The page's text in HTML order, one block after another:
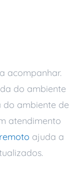
acompanhar.
do ambiente
do ambiente de
atendimento
ajuda a